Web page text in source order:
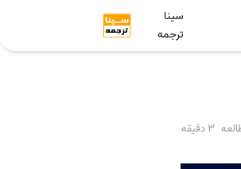
سینا
ترجمه
3 دقیقه